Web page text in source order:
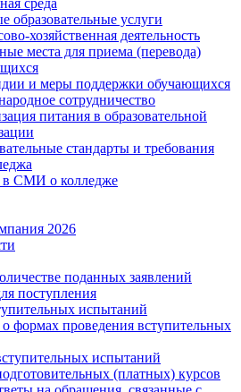
среда
образовательные услуги
хозяйственная деятельность
места для приема (перевода)
и меры поддержки обучающихся
сотрудничество
питания в образовательной
стандарты и требования
СМИ о колледже
2026
поданных заявлений
поступления
испытаний
формах проведения вступительных
испытаний
(платных) курсов